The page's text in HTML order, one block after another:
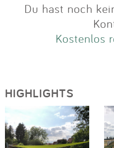
Du hast noch
Kostenlos
HIGHLIGHTS